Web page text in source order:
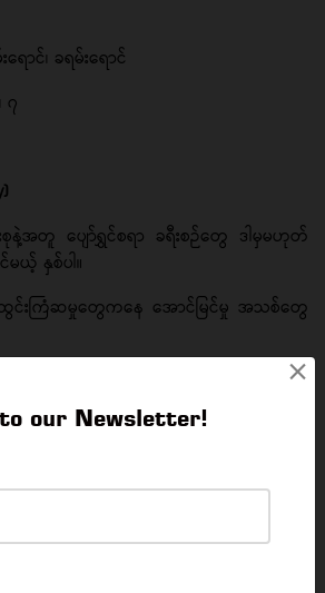
×
our Newsletter!
ောင်၊ ခရမ်းရောင်
၇
စုနဲ့အတူ ပျော်ရွှင်စရာ ခရီးစဉ်တွေ ဒါမှမဟုတ်
ယ့် နှစ်ပါ။
းကြံဆမှုတွေကနေ အောင်မြင်မှု အသစ်တွေ
ပေါ်လာမယ့် အခွင့်အရေးတွေကို လက်မလွှတ်ဘဲ
သတိထားပါ။
ာင်၊ ရွှေရောင်
၊ ၈